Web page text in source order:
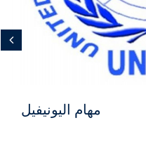
مهام اليونيفيل